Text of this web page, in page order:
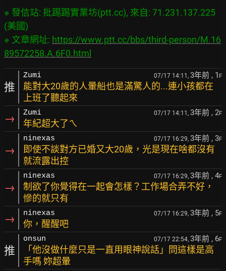
※ 發信站: 批踢踢實業坊(ptt.cc), 來自: 71.231.137.225
(美國)
※ 文章網址: https://www.ptt.cc/bbs/third-person/M.16
89572258.A.6F0.html
推
Zumi 07/17 14:11, 3年前 , 1 F
能對大20歲的人暈船也是滿驚人的...連小孩都在
上班了聽起來
→ Zumi 07/17 14:11, 3年前 , 2F
年紀超大了ㄟ
→
ninexas 07/17 16:29, 3年前 , 3F
即使不談對方已婚又大20歲，光是現在啥都沒有
就流露出控
→
ninexas 07/17 16:29, 3年前 , 4F
制欲了你覺得在一起會怎樣？工作場合弄不好，
慘的就只有
→ ninexas 07/17 16:29, 3年前 , 5F
你，醒醒吧
推
onsun 07/17 22:54, 3年前 , 6F
「他沒做什麼只是一直用眼神說話」問這樣是高
手嗎 妳超暈